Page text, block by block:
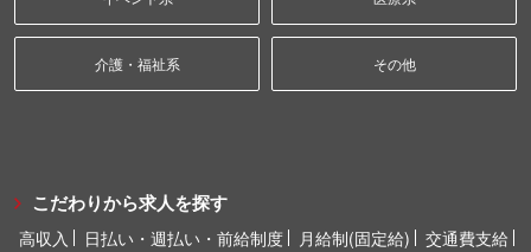
介護・福祉系 その他
こだわりから求人を探す
高収入 日払い・週払い・前給制度 月給制(固定給)
交通費支給